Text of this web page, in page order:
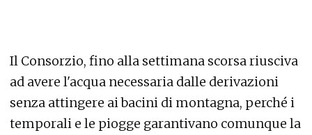
Il Consorzio, fino alla settimana scorsa riusciva
ad avere l'acqua necessaria dalle derivazioni
senza attingere ai bacini di montagna, perché i
temporali e le piogge garantivano comunque la